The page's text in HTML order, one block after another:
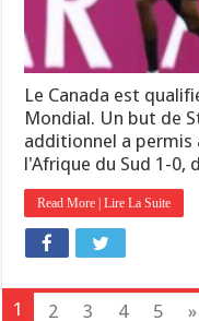
Le Canada est
Mondial. Un but de
additionnel a permis
l'Afrique du Sud 1-0,
Read More | Lire La Suite
1 2 3 4 5 »